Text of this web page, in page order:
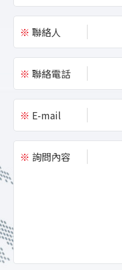
※ 聯絡人
※ 聯絡電話
※ E-mail
※ 詢問內容